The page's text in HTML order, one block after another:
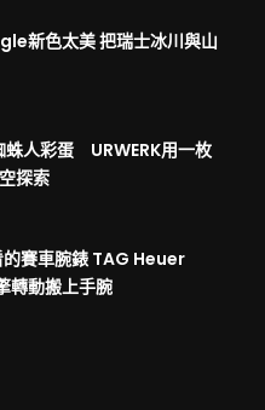
新色太美 把瑞士冰川與山
人彩蛋 URWERK用一枚
探索
的賽車腕錶 TAG Heuer
動搬上手腕